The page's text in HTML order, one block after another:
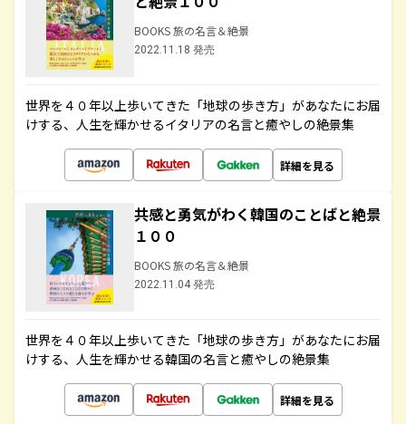
BOOKS 旅の名言＆絶景
2022.11.18 発売
世界を４０年以上歩いてきた「地球の歩き方」があなたにお届
けする、人生を輝かせるイタリアの名言と癒やしの絶景集
詳細を見る
共感と勇気がわく韓国のことばと絶景
１００
BOOKS 旅の名言＆絶景
2022.11.04 発売
世界を４０年以上歩いてきた「地球の歩き方」があなたにお届
けする、人生を輝かせる韓国の名言と癒やしの絶景集
詳細を見る